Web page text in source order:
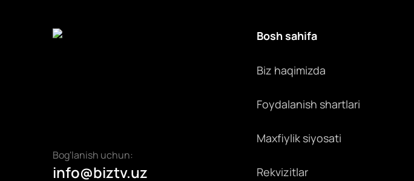
Bog'lanish uchun:
info@biztv.uz
Bosh sahifa
Biz haqimizda
Foydalanish shartlari
Maxfiylik siyosati
Rekvizitlar